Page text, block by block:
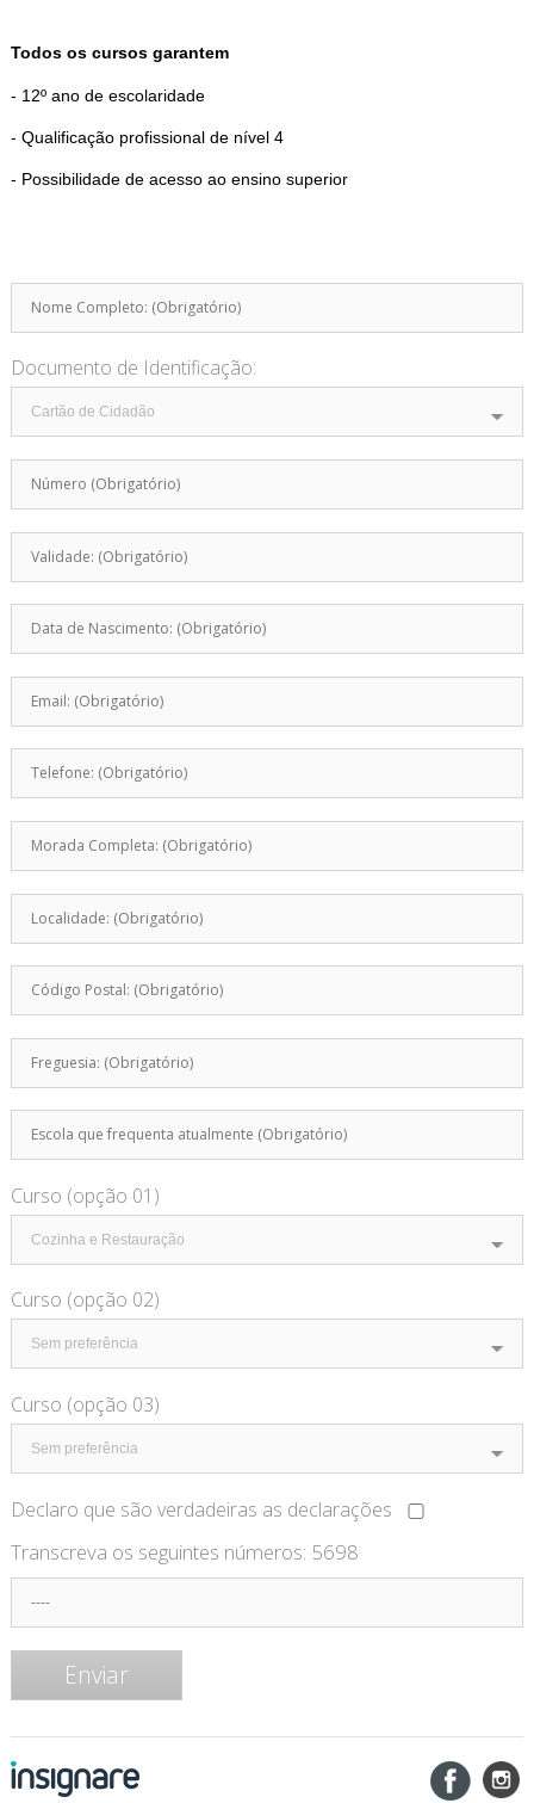
Todos os cursos garantem
- 12º ano de escolaridade
- Qualificação profissional de nível 4
- Possibilidade de acesso ao ensino superior
Documento de Identificação:
Curso (opção 01)
Curso (opção 02)
Curso (opção 03)
Declaro que são verdadeiras as declarações
Transcreva os seguintes números: 5698